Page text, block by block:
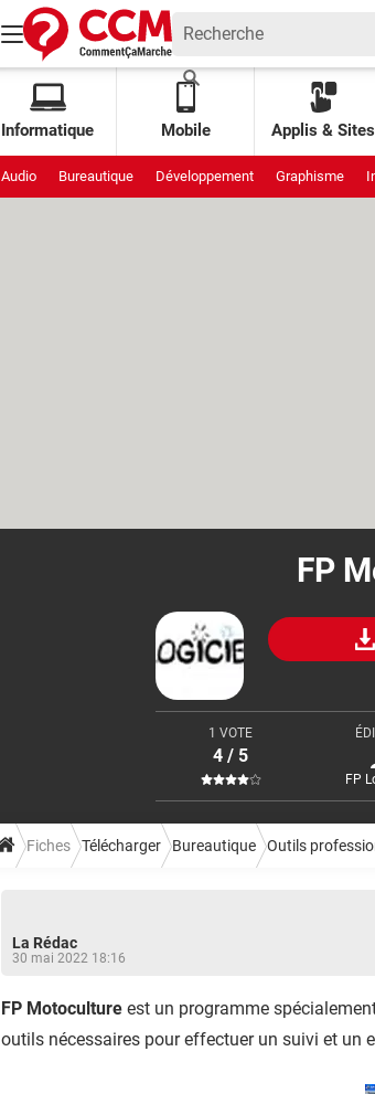
Informatique Mobile Applis & Sites
Audio Bureautique Développement Graphisme
FP
1 VOTE
4 / 5
FP
Fiches Télécharger Bureautique Outils
La Rédac
30 mai 2022 18:16
FP Motoculture est un programme
outils nécessaires pour effectuer un suivi et un